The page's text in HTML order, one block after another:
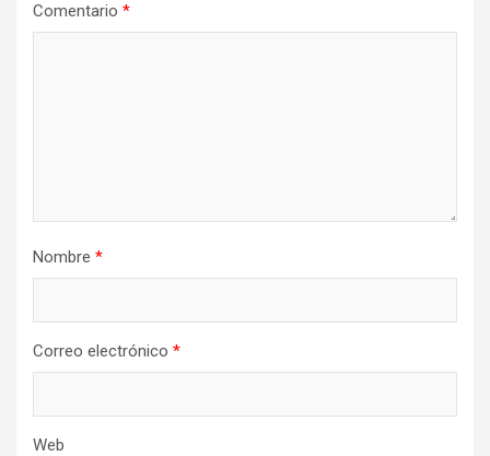
Comentario *
Nombre *
Correo electrónico *
Web